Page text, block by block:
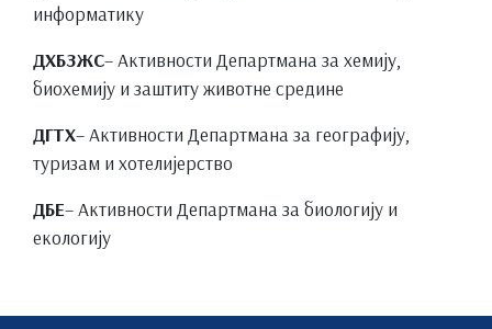
информатику
ДХБЗЖС– Активности Департмана за хемију,
биохемију и заштиту животне средине
ДГТХ– Активности Департмана за географију,
туризам и хотелијерство
ДБЕ– Активности Департмана за биологију и
екологију